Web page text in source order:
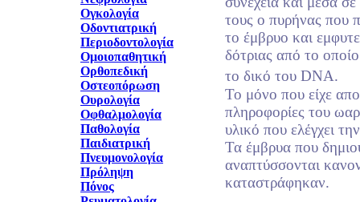
Ογκολογία
Οδοντιατρική
Περιοδοντολογία
Ομοιοπαθητική
Ορθοπεδική
Οστεοπόρωση
Ουρολογία
Οφθαλμολογία
Παθολογία
Παιδιατρική
Πνευμονολογία
Πρόληψη
Πόνος
τους ο πυρήνας που
το έμβρυο και
δότριας από το
το δικό του DNA.
Το μόνο που είχε
πληροφορίες του
υλικό που ελέγχει
Τα έμβρυα που
αναπτύσσονται
καταστράφηκαν.